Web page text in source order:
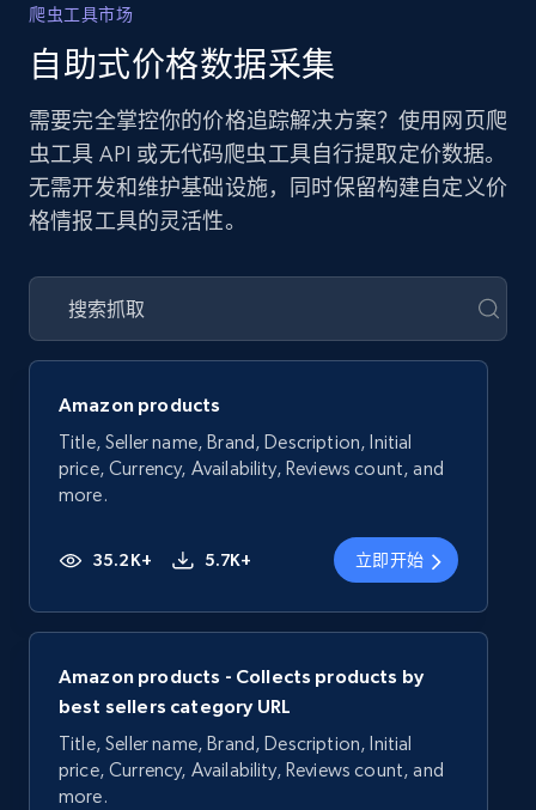
爬虫工具市场
自助式价格数据采集
需要完全掌控你的价格追踪解决方案？使用网页爬
虫工具 API 或无代码爬虫工具自行提取定价数据。
无需开发和维护基础设施，同时保留构建自定义价
格情报工具的灵活性。
Amazon products
Title, Seller name, Brand, Description, Initial
price, Currency, Availability, Reviews count, and
more.
35.2K+ 5.7K+ 立即开始
Amazon products - Collects products by
best sellers category URL
Title, Seller name, Brand, Description, Initial
price, Currency, Availability, Reviews count, and
more.